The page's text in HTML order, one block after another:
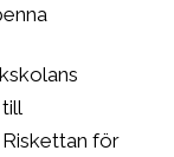
för